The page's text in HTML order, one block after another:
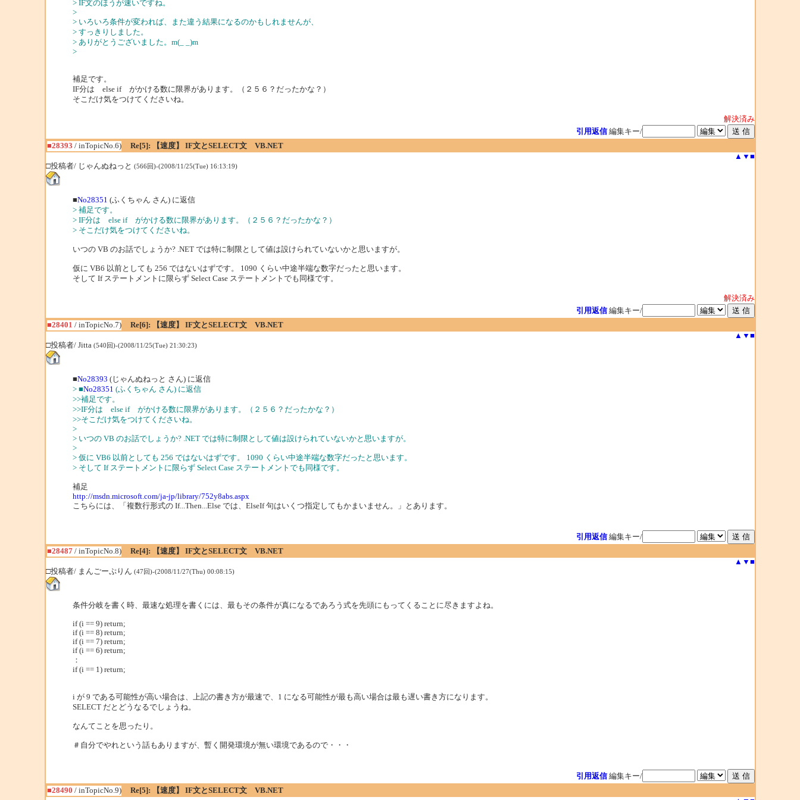
> IF文のほうが速いですね。
>
> いろいろ条件が変われば、また違う結果になるのかもしれませんが、
> すっきりしました。
> ありがとうございました。m(_ _)m
>
補足です。
IF分は else if がかける数に限界があります。（２５６？だったかな？）
そこだけ気をつけてくださいね。
解決済み
引用返信 編集キー/
■28393 / inTopicNo.6)
Re[5]: 【速度】 IF文とSELECT文 VB.NET
▲ ▼ ■
□投稿者/ じゃんぬねっと (566回)-(2008/11/25(Tue) 16:13:19)
■No28351 (ふくちゃん さん) に返信
> 補足です。
> IF分は else if がかける数に限界があります。（２５６？だったかな？）
> そこだけ気をつけてくださいね。
いつの VB のお話でしょうか? .NET では特に制限として値は設けられていないかと思いますが。
仮に VB6 以前としても 256 ではないはずです。 1090 くらい中途半端な数字だったと思います。
そして If ステートメントに限らず Select Case ステートメントでも同様です。
解決済み
引用返信 編集キー/
■28401 / inTopicNo.7)
Re[6]: 【速度】 IF文とSELECT文 VB.NET
▲ ▼ ■
□投稿者/ Jitta (540回)-(2008/11/25(Tue) 21:30:23)
■No28393 (じゃんぬねっと さん) に返信
> ■No28351 (ふくちゃん さん) に返信
>>補足です。
>>IF分は else if がかける数に限界があります。（２５６？だったかな？）
>>そこだけ気をつけてくださいね。
>
> いつの VB のお話でしょうか? .NET では特に制限として値は設けられていないかと思いますが。
>
> 仮に VB6 以前としても 256 ではないはずです。 1090 くらい中途半端な数字だったと思います。
> そして If ステートメントに限らず Select Case ステートメントでも同様です。
補足
http://msdn.microsoft.com/ja-jp/library/752y8abs.aspx
こちらには、「複数行形式の If...Then...Else では、ElseIf 句はいくつ指定してもかまいません。」とあります。
引用返信 編集キー/
■28487/ inTopicNo.8)
Re[4]: 【速度】 IF文とSELECT文 VB.NET
▲ ▼ ■
□投稿者/ まんごーぷりん (47回)-(2008/11/27(Thu) 00:08:15)
条件分岐を書く時、最速な処理を書くには、最もその条件が真になるであろう式を先頭にもってくることに尽きますよね。
if (i == 9) return;
if (i == 8) return;
if (i == 7) return;
if (i == 6) return;
：
if (i == 1) return;
i が 9 である可能性が高い場合は、上記の書き方が最速で、1 になる可能性が最も高い場合は最も遅い書き方になります。
SELECT だとどうなるでしょうね。
なんてことを思ったり。
＃自分でやれという話もありますが、暫く開発環境が無い環境であるので・・・
引用返信 編集キー/
■28490 / inTopicNo.9)
Re[5]: 【速度】 IF文とSELECT文 VB.NET